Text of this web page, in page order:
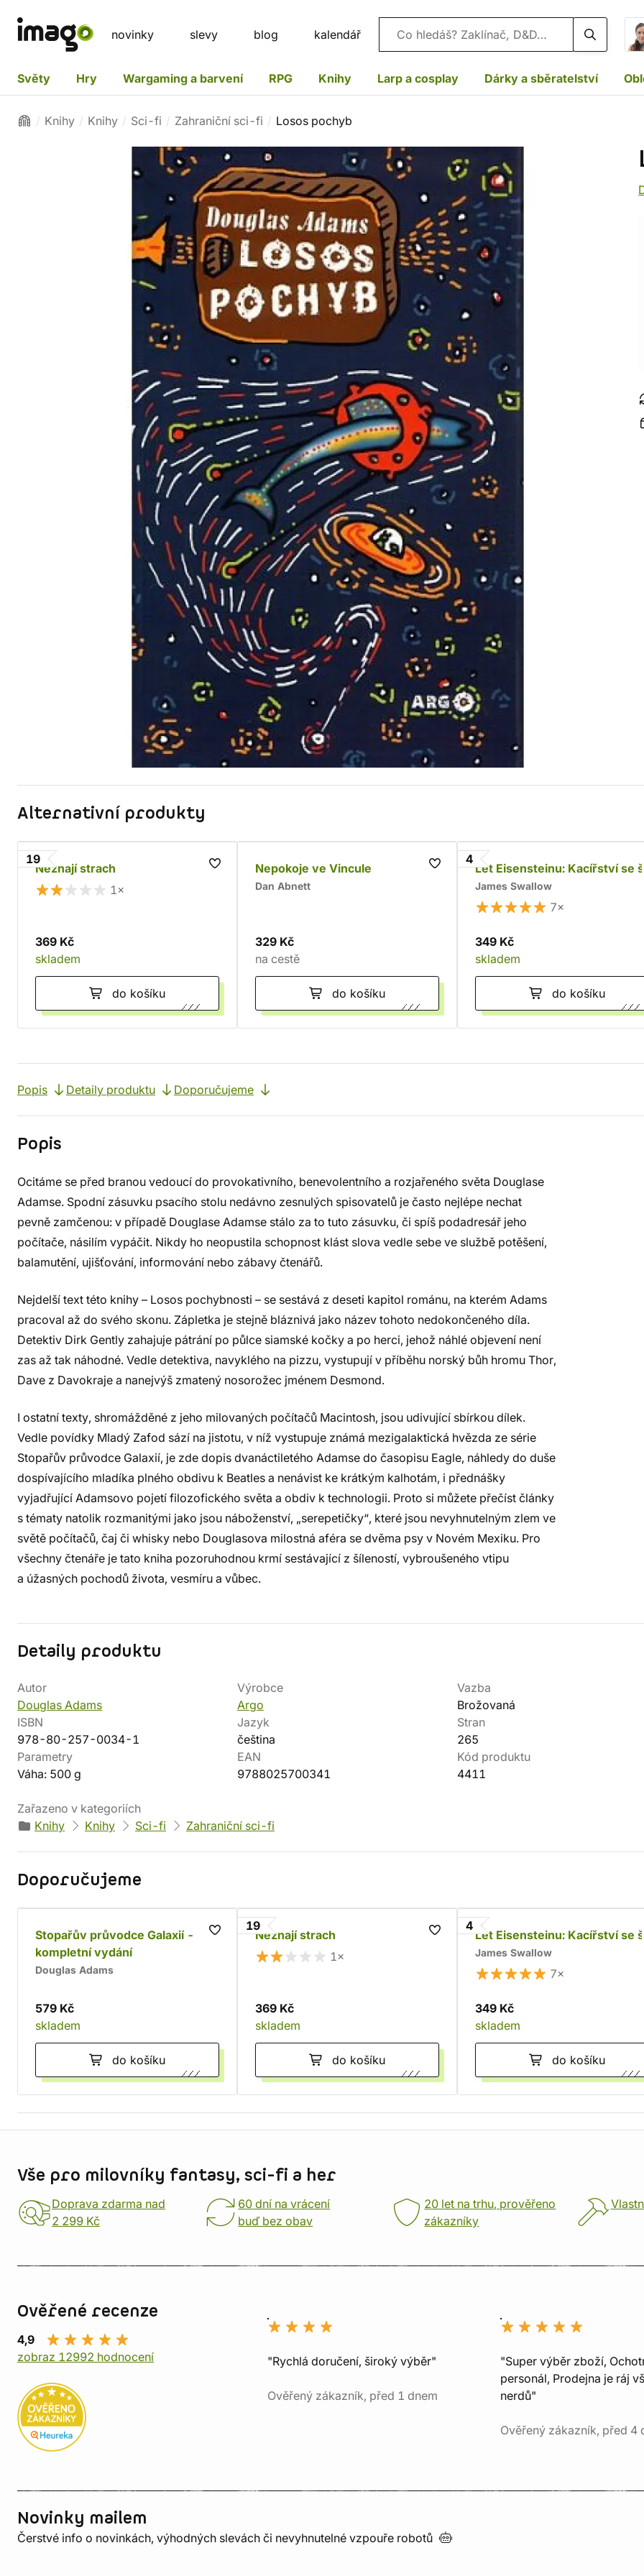
novinky slevy blog kalendář Vyhledávání
Světy Hry Wargaming a barvení RPG Knihy Larp a cosplay Dárky a sběratelství
Knihy Knihy Sci-fi Zahraniční sci-fi Losos pochyb
Alternativní produkty
19
Neznají strach
1×
369 Kč
skladem
do košíku
Nepokoje ve Vincule
Dan Abnett
329 Kč
na cestě
do košíku
4
Let Eisensteinu: Kacířství se
James Swallow
7×
349 Kč
skladem
do košíku
Popis Detaily produktu Doporučujeme
Popis
Ocitáme se před branou vedoucí do provokativního, benevolentního a rozjařeného světa Douglase
Adamse. Spodní zásuvku psacího stolu nedávno zesnulých spisovatelů je často nejlépe nechat
pevně zamčenou: v případě Douglase Adamse stálo za to tuto zásuvku, či spíš podadresář jeho
počítače, násilím vypáčit. Nikdy ho neopustila schopnost klást slova vedle sebe ve službě potěšení,
balamutění, ujišťování, informování nebo zábavy čtenářů.
Nejdelší text této knihy – Losos pochybnosti – se sestává z deseti kapitol románu, na kterém Adams
pracoval až do svého skonu. Zápletka je stejně bláznivá jako název tohoto nedokončeného díla.
Detektiv Dirk Gently zahajuje pátrání po půlce siamské kočky a po herci, jehož náhlé objevení není
zas až tak náhodné. Vedle detektiva, navyklého na pizzu, vystupují v příběhu norský bůh hromu Thor,
Dave z Davokraje a nanejvýš zmatený nosorožec jménem Desmond.
I ostatní texty, shromážděné z jeho milovaných počítačů Macintosh, jsou udivující sbírkou dílek.
Vedle povídky Mladý Zafod sází na jistotu, v níž vystupuje známá mezigalaktická hvězda ze série
Stopařův průvodce Galaxií, je zde dopis dvanáctiletého Adamse do časopisu Eagle, náhledy do duše
dospívajícího mladíka plného obdivu k Beatles a nenávist ke krátkým kalhotám, i přednášky
vyjadřující Adamsovo pojetí filozofického světa a obdiv k technologii. Proto si můžete přečíst články
s tématy natolik rozmanitými jako jsou náboženství, „serepetičky“, které jsou nevyhnutelným zlem ve
světě počítačů, čaj či whisky nebo Douglasova milostná aféra se dvěma psy v Novém Mexiku. Pro
všechny čtenáře je tato kniha pozoruhodnou krmí sestávající z šíleností, vybroušeného vtipu
a úžasných pochodů života, vesmíru a vůbec.
Detaily produktu
Autor
Douglas Adams
Výrobce
Argo
Vazba
Brožovaná
ISBN
978-80-257-0034-1
Jazyk
čeština
Stran
265
Parametry
Váha: 500 g
EAN
9788025700341
Kód produktu
4411
Zařazeno v kategoriích
Knihy
Knihy Sci-fi Zahraniční sci-fi
Doporučujeme
Stopařův průvodce Galaxií -
kompletní vydání
Douglas Adams
579 Kč
skladem
do košíku
19
Neznají strach
1×
369 Kč
skladem
do košíku
4
Let Eisensteinu: Kacířství se
James Swallow
7×
349 Kč
skladem
do košíku
Vše pro milovníky fantasy, sci-fi a her
Doprava zdarma nad
2 299 Kč
60 dní na vrácení
buď bez obav
20 let na trhu, prověřeno
zákazníky
Ověřené recenze
4,9
zobraz 12992 hodnocení
"Rychlá doručení, široký výběr"
Ověřený zákazník, před 1 dnem
"Super výběr zboží,
personál, Prodejna je ráj
nerdů"
Ověřený zákazník, před 4
Novinky mailem
Čerstvé info o novinkách, výhodných slevách či nevyhnutelné vzpouře robotů